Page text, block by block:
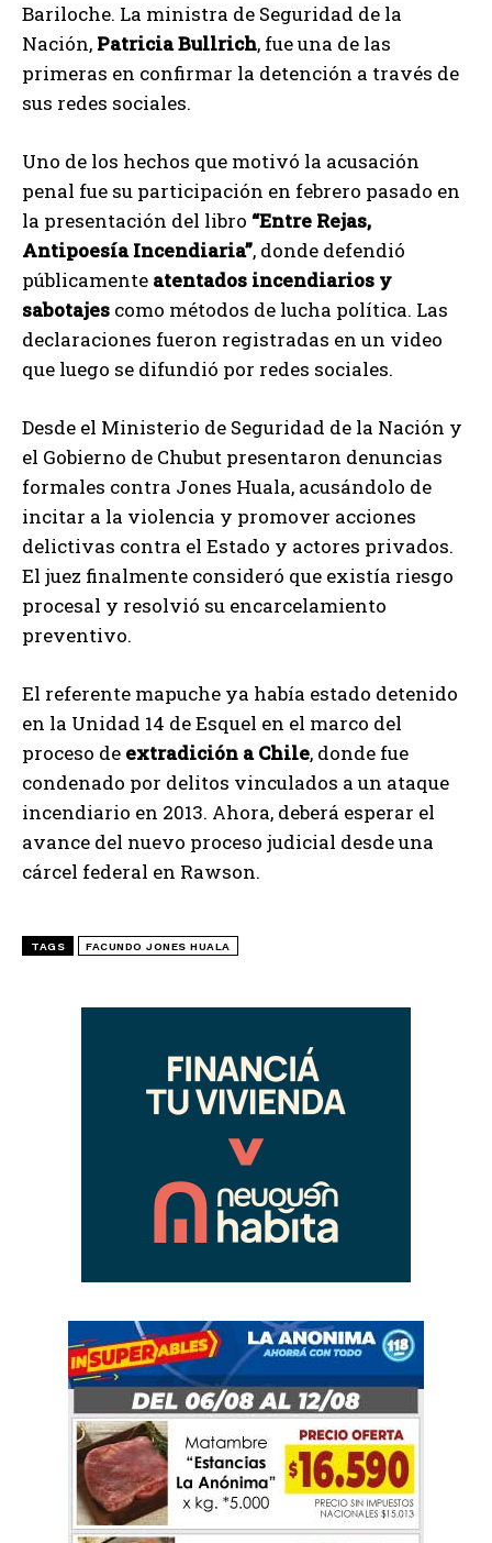
Bariloche. La ministra de Seguridad de la
Nación, Patricia Bullrich, fue una de las
primeras en confirmar la detención a través de
sus redes sociales.
Uno de los hechos que motivó la acusación
penal fue su participación en febrero pasado en
la presentación del libro “Entre Rejas,
Antipoesía Incendiaria”, donde defendió
públicamente atentados incendiarios y
sabotajes como métodos de lucha política. Las
declaraciones fueron registradas en un video
que luego se difundió por redes sociales.
Desde el Ministerio de Seguridad de la Nación y
el Gobierno de Chubut presentaron denuncias
formales contra Jones Huala, acusándolo de
incitar a la violencia y promover acciones
delictivas contra el Estado y actores privados.
El juez finalmente consideró que existía riesgo
procesal y resolvió su encarcelamiento
preventivo.
El referente mapuche ya había estado detenido
en la Unidad 14 de Esquel en el marco del
proceso de extradición a Chile, donde fue
condenado por delitos vinculados a un ataque
incendiario en 2013. Ahora, deberá esperar el
avance del nuevo proceso judicial desde una
cárcel federal en Rawson.
TAGS FACUNDO JONES HUALA